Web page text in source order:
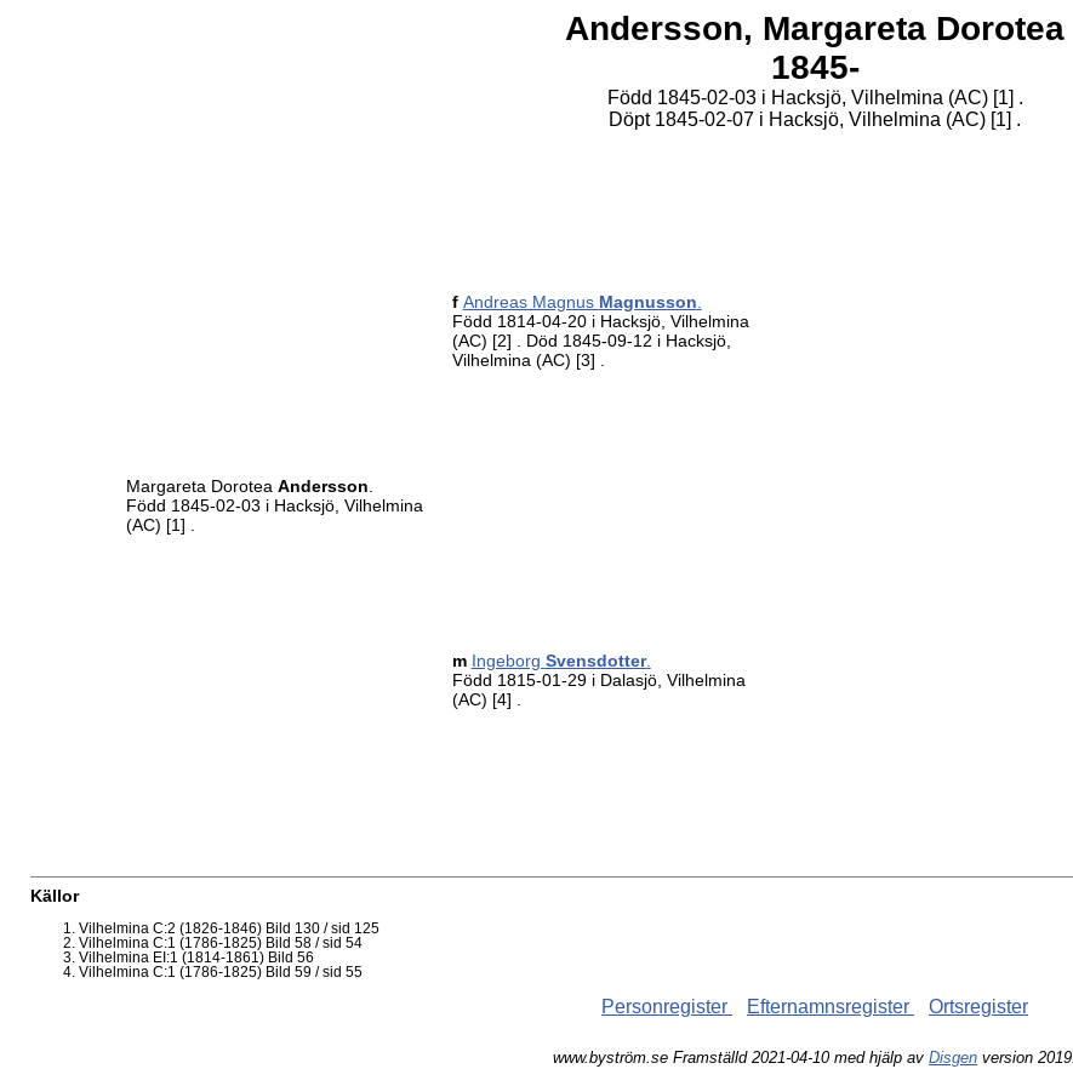
Andersson, Margareta Dorotea
1845-
Född 1845-02-03 i Hacksjö, Vilhelmina (AC) [1] .
Döpt 1845-02-07 i Hacksjö, Vilhelmina (AC) [1] .
Margareta Dorotea Andersson
Född 1845-02-03 i Hacksjö, Vilhelmina
(AC) [1]
f Andreas Magnus Magnusson
Född 1814-04-20 i Hacksjö, Vilhelmina
(AC) [2]
. Död 1845-09-12 i Hacksjö,
Vilhelmina (AC) [3]
m Ingeborg Svensdotter.
Född 1815-01-29 i Dalasjö, Vilhelmina
(AC) [4]
Källor
Vilhelmina C:2 (1826-1846) Bild 130 / sid 125
Vilhelmina C:1 (1786-1825) Bild 58 / sid 54
Vilhelmina EI:1 (1814-1861) Bild 56
Vilhelmina C:1 (1786-1825) Bild 59 / sid 55
Personregister Efternamnsregister Ortsregister
www.byström.se Framställd 2021-04-10 med hjälp av Disgen version 2019.